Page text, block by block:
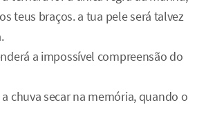
teus braços. a tua pele será talvez
a impossível compreensão do
chuva secar na memória, quando o